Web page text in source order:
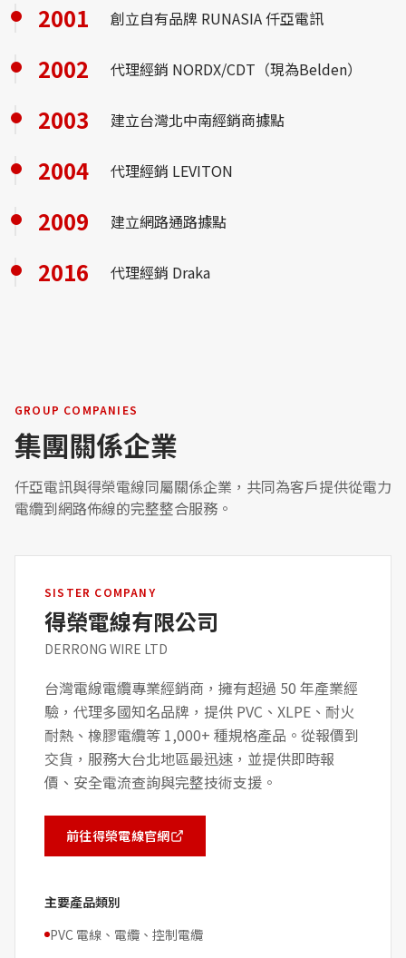
2001 創立自有品牌 RUNASIA 仟亞電訊
2002 代理經銷 NORDX/CDT（現為Belden）
2003 建立台灣北中南經銷商據點
2004 代理經銷 LEVITON
2009 建立網路通路據點
2016 代理經銷 Draka
GROUP COMPANIES
集團關係企業
仟亞電訊與得榮電線同屬關係企業，共同為客戶提供從電力
電纜到網路佈線的完整整合服務。
SISTER COMPANY
得榮電線有限公司
DERRONG WIRE LTD
台灣電線電纜專業經銷商，擁有超過 50 年產業經
驗，代理多國知名品牌，提供 PVC、XLPE、耐火
耐熱、橡膠電纜等 1,000+ 種規格產品。從報價到
交貨，服務大台北地區最迅速，並提供即時報
價、安全電流查詢與完整技術支援。
前往得榮電線官網
主要產品類別
PVC 電線、電纜、控制電纜